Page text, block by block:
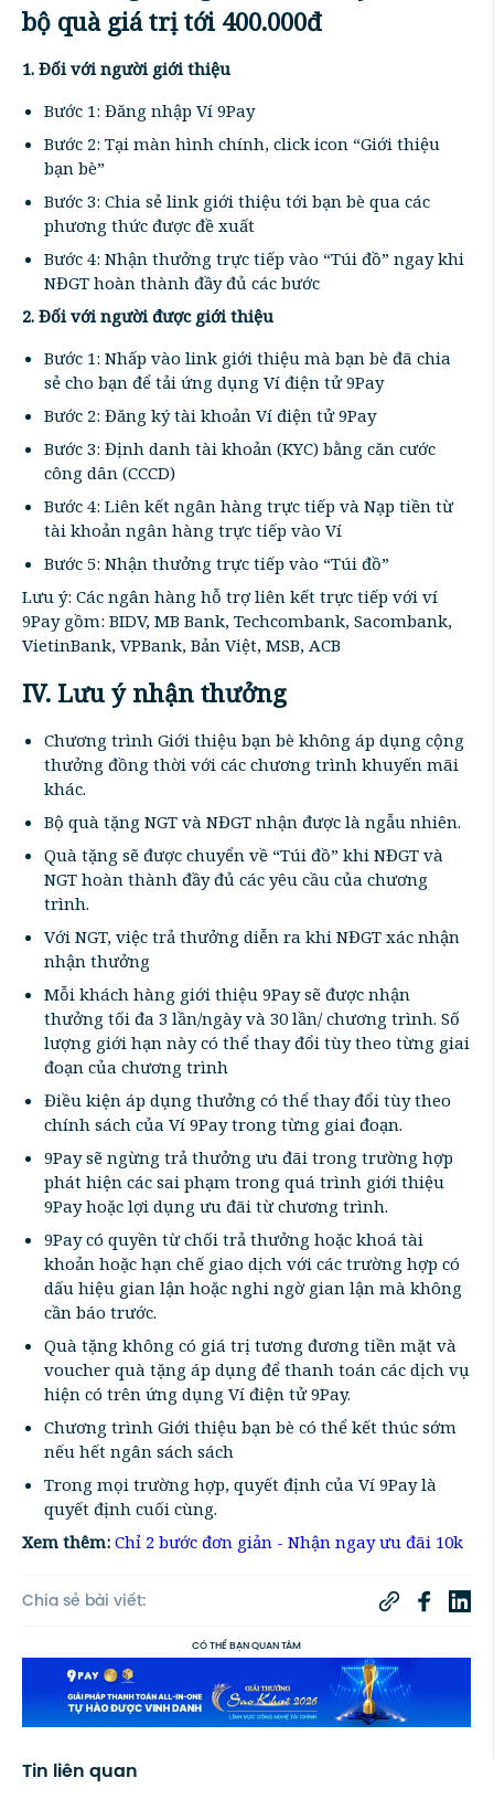
bộ quà giá trị tới 400.000đ
1. Đối với người giới thiệu
Bước 1: Đăng nhập Ví 9Pay
Bước 2: Tại màn hình chính, click icon “Giới thiệu
bạn bè”
Bước 3: Chia sẻ link giới thiệu tới bạn bè qua các
phương thức được đề xuất
Bước 4: Nhận thưởng trực tiếp vào “Túi đồ” ngay khi
NĐGT hoàn thành đầy đủ các bước
2. Đối với người được giới thiệu
Bước 1: Nhấp vào link giới thiệu mà bạn bè đã chia
sẻ cho bạn để tải ứng dụng Ví điện tử 9Pay
Bước 2: Đăng ký tài khoản Ví điện tử 9Pay
Bước 3: Định danh tài khoản (KYC) bằng căn cước
công dân (CCCD)
Bước 4: Liên kết ngân hàng trực tiếp và Nạp tiền từ
tài khoản ngân hàng trực tiếp vào Ví
Bước 5: Nhận thưởng trực tiếp vào “Túi đồ”
Lưu ý: Các ngân hàng hỗ trợ liên kết trực tiếp với ví
9Pay gồm: BIDV, MB Bank, Techcombank, Sacombank,
VietinBank, VPBank, Bản Việt, MSB, ACB
IV. Lưu ý nhận thưởng
Chương trình Giới thiệu bạn bè không áp dụng cộng
thưởng đồng thời với các chương trình khuyến mãi
khác.
Bộ quà tặng NGT và NĐGT nhận được là ngẫu nhiên.
Quà tặng sẽ được chuyển về “Túi đồ” khi NĐGT và
NGT hoàn thành đầy đủ các yêu cầu của chương
trình.
Với NGT, việc trả thưởng diễn ra khi NĐGT xác nhận
nhận thưởng
Mỗi khách hàng giới thiệu 9Pay sẽ được nhận
thưởng tối đa 3 lần/ngày và 30 lần/ chương trình. Số
lượng giới hạn này có thể thay đổi tùy theo từng giai
đoạn của chương trình
Điều kiện áp dụng thưởng có thể thay đổi tùy theo
chính sách của Ví 9Pay trong từng giai đoạn.
9Pay sẽ ngừng trả thưởng ưu đãi trong trường hợp
phát hiện các sai phạm trong quá trình giới thiệu
9Pay hoặc lợi dụng ưu đãi từ chương trình.
9Pay có quyền từ chối trả thưởng hoặc khoá tài
khoản hoặc hạn chế giao dịch với các trường hợp có
dấu hiệu gian lận hoặc nghi ngờ gian lận mà không
cần báo trước.
Quà tặng không có giá trị tương đương tiền mặt và
voucher quà tặng áp dụng để thanh toán các dịch vụ
hiện có trên ứng dụng Ví điện tử 9Pay.
Chương trình Giới thiệu bạn bè có thể kết thúc sớm
nếu hết ngân sách sách
Trong mọi trường hợp, quyết định của Ví 9Pay là
quyết định cuối cùng.
Xem thêm: Chỉ 2 bước đơn giản - Nhận ngay ưu đãi 10k
Chia sẻ bài viết:
CÓ THỂ BẠN QUAN TÂM
Tin liên quan